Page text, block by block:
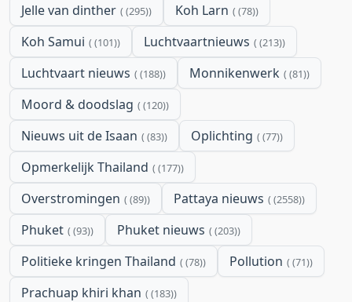
Jelle van dinther (295) Koh Larn (78)
Koh Samui (101) Luchtvaartnieuws (213)
Luchtvaart nieuws (188) Monnikenwerk (81)
Moord & doodslag (120)
Nieuws uit de Isaan (83) Oplichting (77)
Opmerkelijk Thailand (177)
Overstromingen (89) Pattaya nieuws (2558)
Phuket (93) Phuket nieuws (203)
Politieke kringen Thailand (78) Pollution (71)
Prachuap khiri khan (183)